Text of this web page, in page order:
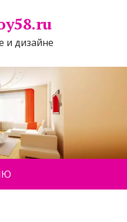
и дизайне